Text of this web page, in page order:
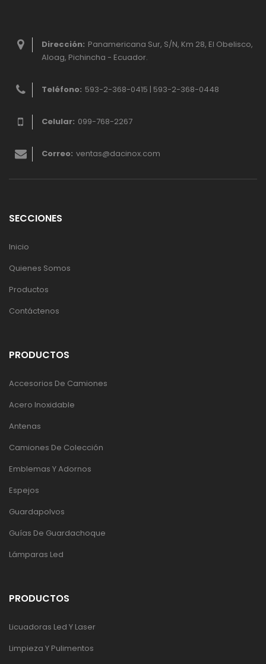
Dirección: Panamericana Sur, S/N, Km 28, El Obelisco,
Aloag, Pichincha - Ecuador.
Teléfono: 593-2-368-0415 | 593-2-368-0448
Celular: 099-768-2267
Correo: ventas@dacinox.com
SECCIONES
Inicio
Quienes Somos
Productos
Contáctenos
PRODUCTOS
Accesorios De Camiones
Acero Inoxidable
Antenas
Camiones De Colección
Emblemas Y Adornos
Espejos
Guardapolvos
Guías De Guardachoque
Lámparas Led
PRODUCTOS
Licuadoras Led Y Laser
Limpieza Y Pulimentos